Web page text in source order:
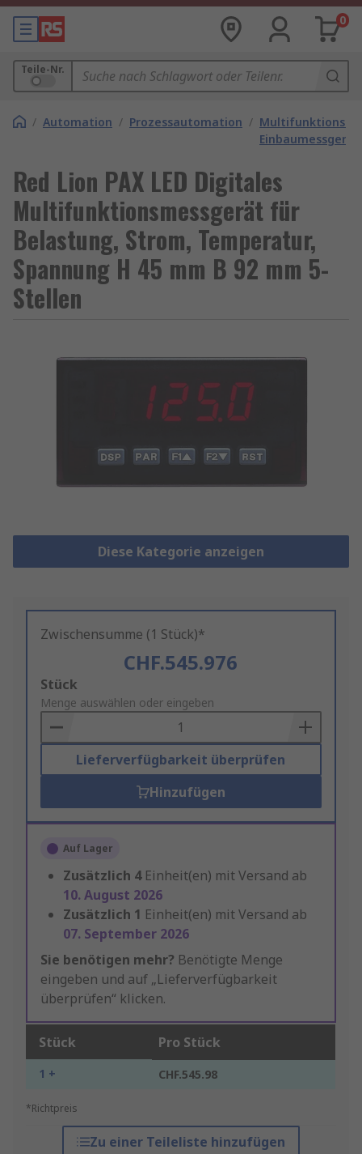
0
Teile-Nr.
/ Automation / Prozessautomation / Multifunktions-
Red Lion PAX LED Digitales
Multifunktionsmessgerät für
Belastung, Strom, Temperatur,
Spannung H 45 mm B 92 mm 5-
Stellen
Diese Kategorie anzeigen
Zwischensumme (1 Stück)*
CHF.545.976
Add
to
Basket
Stück
Menge auswählen oder eingeben
Lieferverfügbarkeit überprüfen
Hinzufügen
Auf Lager
Zusätzlich 4 Einheit(en) mit Versand ab
10. August 2026
Zusätzlich 1 Einheit(en) mit Versand ab
07. September 2026
Sie benötigen mehr? Benötigte Menge
eingeben und auf „Lieferverfügbarkeit
überprüfen“ klicken.
Stück Pro Stück
1 + CHF.545.98
*Richtpreis
Zu einer Teileliste hinzufügen